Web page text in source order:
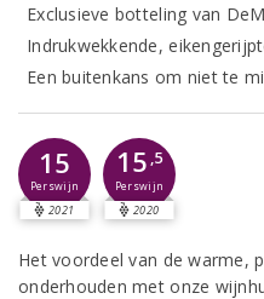
Exclusieve botteling van
Indrukwekkende,
Een buitenkans om niet te
15
Perswijn
2021
15 ,5
Perswijn
2020
Het voordeel van de warme,
onderhouden met onze